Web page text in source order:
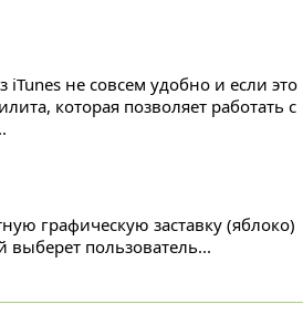
iTunes не совсем удобно и если это
которая позволяет работать с
графическую заставку (яблоко)
выберет пользователь...